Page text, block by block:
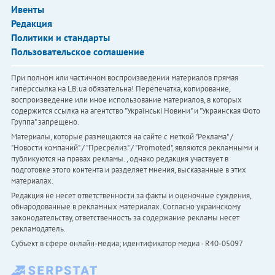
Ивенты
Редакция
Политики и стандарты
Пользовательское соглашение
При полном или частичном воспроизведении материалов прямая
гиперссылка на LB.ua обязательна! Перепечатка, копирование,
воспроизведение или иное использование материалов, в которых
содержится ссылка на агентство "Українськi Новини" и "Украинская Фото
Группа" запрещено.
Материалы, которые размещаются на сайте с меткой "Реклама" /
"Новости компаний" / "Пресрелиз" / "Promoted", являются рекламными и
публикуются на правах рекламы. , однако редакция участвует в
подготовке этого контента и разделяет мнения, высказанные в этих
материалах.
Редакция не несет ответственности за факты и оценочные суждения,
обнародованные в рекламных материалах. Согласно украинскому
законодательству, ответственность за содержание рекламы несет
рекламодатель.
Субъект в сфере онлайн-медиа; идентификатор медиа - R40-05097